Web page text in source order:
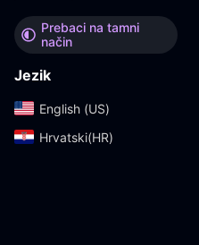
Prebaci na tamni
način
Jezik
English (US)‎
Hrvatski(HR)‎